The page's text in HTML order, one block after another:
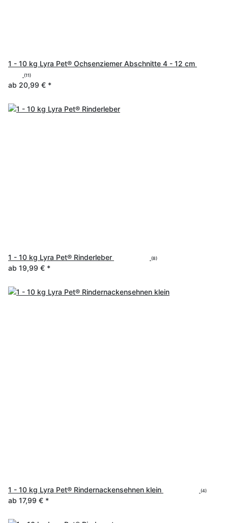
1 - 10 kg Lyra Pet® Ochsenziemer Abschnitte 4 - 12 cm
(11)
ab 20,99 € *
1 - 10 kg Lyra Pet® Rinderleber (8)
ab 19,99 € *
1 - 10 kg Lyra Pet® Rindernackensehnen klein (4)
ab 17,99 € *